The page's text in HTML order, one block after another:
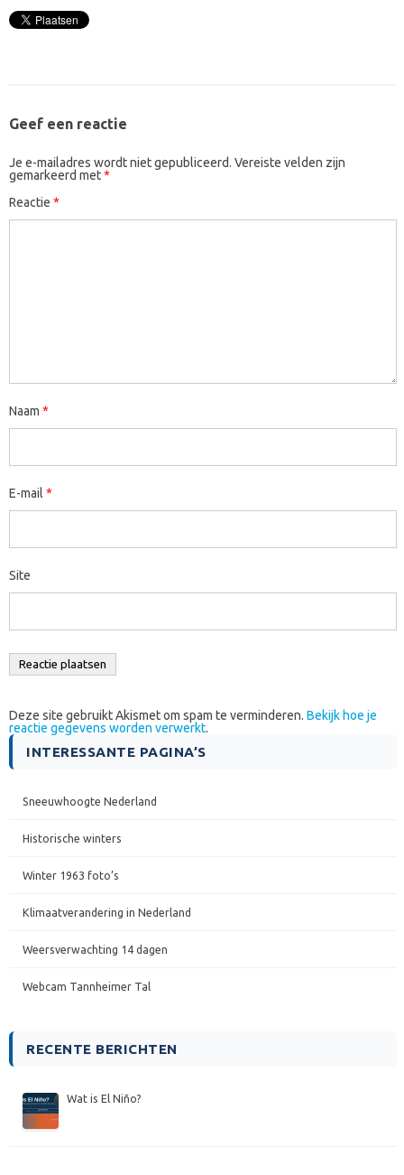
Geef een reactie
Je e-mailadres wordt niet gepubliceerd. Vereiste velden zijn
gemarkeerd met*
Reactie *
Naam *
E-mail *
Site
Deze site gebruikt Akismet om spam te verminderen. Bekijk hoe je
reactie gegevens worden verwerkt.
INTERESSANTE PAGINA’S
Sneeuwhoogte Nederland
Historische winters
Winter 1963 foto’s
Klimaatverandering in Nederland
Weersverwachting 14 dagen
Webcam Tannheimer Tal
RECENTE BERICHTEN
Wat is El Niño?